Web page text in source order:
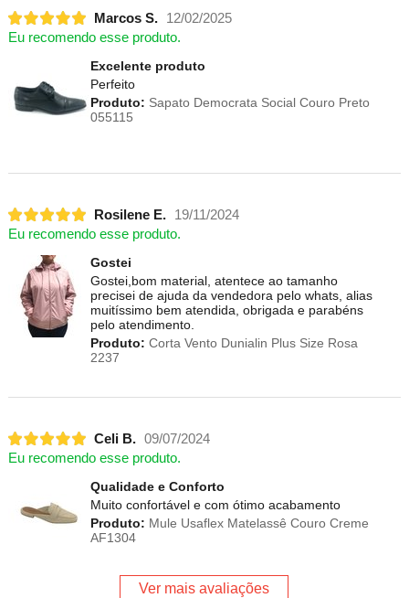
Marcos S.
12/02/2025
Eu recomendo esse produto.
Excelente produto
Perfeito
Produto: Sapato Democrata Social Couro Preto
055115
Rosilene E.
19/11/2024
Eu recomendo esse produto.
Gostei
Gostei,bom material, atentece ao tamanho
precisei de ajuda da vendedora pelo whats, alias
muitíssimo bem atendida, obrigada e parabéns
pelo atendimento.
Produto: Corta Vento Dunialin Plus Size Rosa
2237
Celi B. 09/07/2024
Eu recomendo esse produto.
Qualidade e Conforto
Muito confortável e com ótimo acabamento
Produto: Mule Usaflex Matelassê Couro Creme
AF1304
Ver mais avaliações